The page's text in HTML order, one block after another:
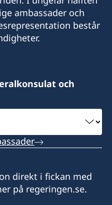
ambassader och
består
och
direkt i fickan med
på regeringen.se.